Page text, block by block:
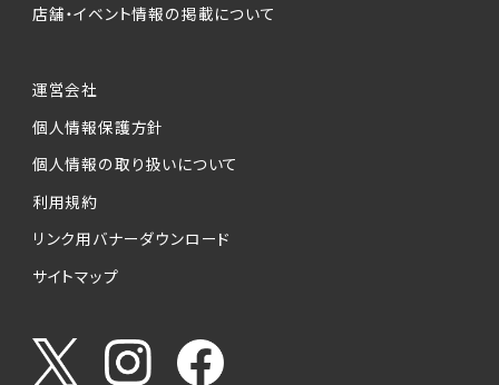
店舗・イベント情報の掲載について
運営会社
個人情報保護方針
個人情報の取り扱いについて
利用規約
リンク用バナーダウンロード
サイトマップ